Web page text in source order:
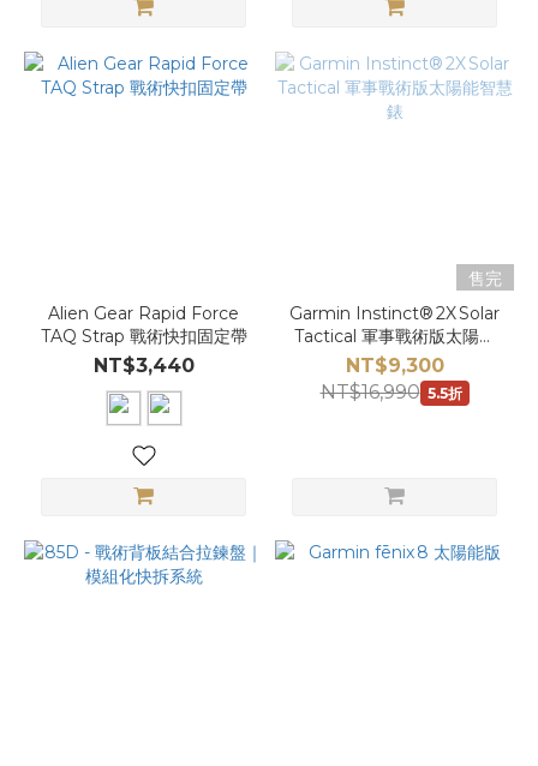
Alien Gear Rapid Force
TAQ Strap 戰術快扣固定帶
NT$3,440
售完
Garmin Instinct® 2X Solar
Tactical 軍事戰術版太陽能
智慧錶
NT$9,300
NT$16,990 5.5折